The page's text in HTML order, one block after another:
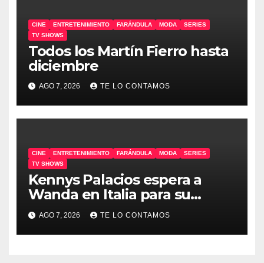
CINE ENTRETENIMIENTO FARÁNDULA MODA
SERIES
TV SHOWS
Todos los Martín Fierro hasta
diciembre
AGO 7, 2026 TE LO CONTAMOS
CINE ENTRETENIMIENTO FARÁNDULA MODA
SERIES
TV SHOWS
Kennys Palacios espera a
Wanda en Italia para su
docuserie
AGO 7, 2026 TE LO CONTAMOS